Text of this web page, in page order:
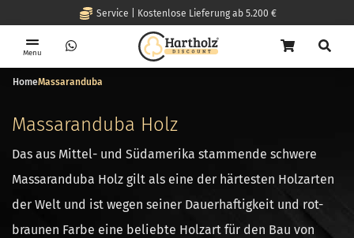
Service | Kostenlose Lieferung ab 5.200 €
Menu
HomeMassaranduba
Massaranduba Holz
Das aus Mittel- und Südamerika stammende schwere
Massaranduba Holz gilt als eine der härtesten Holzarten
der Welt und ist wegen seiner Dauerhaftigkeit und rot-
braunen Farbe eine beliebte Holzart für den Bau von